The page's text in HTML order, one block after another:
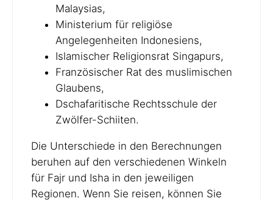
Malaysias,
Ministerium für religiöse
Angelegenheiten Indonesiens,
Islamischer Religionsrat Singapurs,
Französischer Rat des muslimischen
Glaubens,
Dschafaritische Rechtsschule der
Zwölfer-Schiiten.
Die Unterschiede in den Berechnungen
beruhen auf den verschiedenen Winkeln
für Fajr und Isha in den jeweiligen
Regionen. Wenn Sie reisen, können Sie